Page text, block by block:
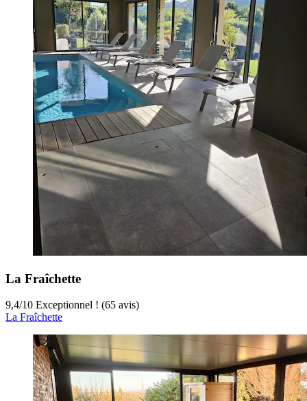
La Fraîchette
9,4/10 Exceptionnel ! (65 avis)
La Fraîchette